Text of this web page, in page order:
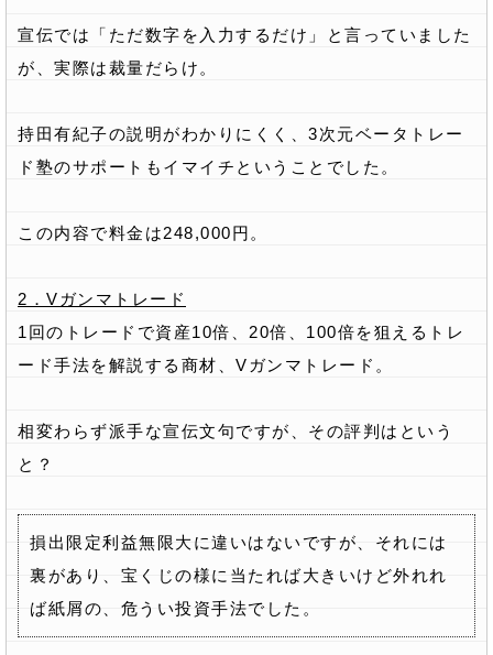
宣伝では「ただ数字を入力するだけ」と言っていました
が、実際は裁量だらけ。
持田有紀子の説明がわかりにくく、3次元ベータトレー
ド塾のサポートもイマイチということでした。
この内容で料金は248,000円。
2．Vガンマトレード
1回のトレードで資産10倍、20倍、100倍を狙えるトレ
ード手法を解説する商材、Vガンマトレード。
相変わらず派手な宣伝文句ですが、その評判はという
と？
損出限定利益無限大に違いはないですが、それには
裏があり、宝くじの様に当たれば大きいけど外れれ
ば紙屑の、危うい投資手法でした。